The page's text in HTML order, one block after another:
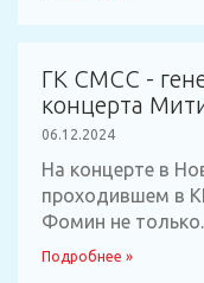
ГК СМСС -
концерта
06.12.2024
На концерте в
проходившем в
Фомин не
Подробнее »